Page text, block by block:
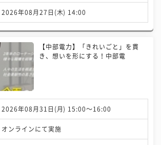
2026年08月27日(木) 14:00
【中部電力】「きれいごと」を貫
き、想いを形にする！中部電
2026年08月31日(月) 15:00〜16:00
オンラインにて実施